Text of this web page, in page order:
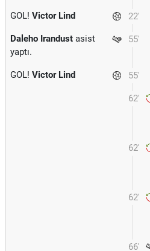
22'
GOL! Victor Lind
55'
Daleho Irandust asist
yaptı.
55'
GOL! Victor Lind
62'
62'
62'
66'